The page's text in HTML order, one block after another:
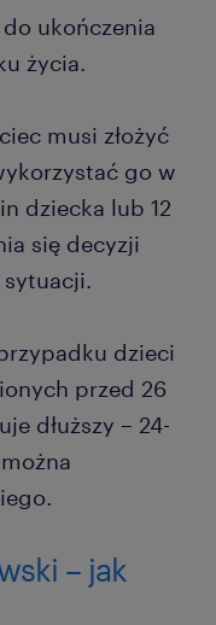
ukończenia
życia.
musi złożyć
go w
dziecka lub 12
się decyzji
dzieci
przed 26
dłuższy – 24-
– jak